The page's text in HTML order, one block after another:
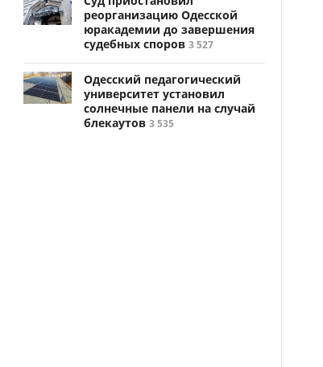
реорганизацию Одесской
юракадемии до завершения
судебных споров 3 527
Одесский педагогический
университет установил
солнечные панели на случай
блекаутов 3 535